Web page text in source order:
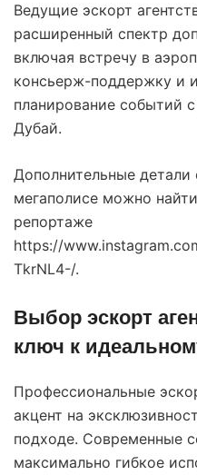
Ведущие эскорт
расширенный спектр
включая встречу в
консьерж-поддержку и
планирование событий
Дубай.
Дополнительные
мегаполисе можно
репортаже
https://
TkrNL4-/.
Выбор эскорт
ключ к
Профессиональные
акцент на
подходе. Современные
максимально гибкое